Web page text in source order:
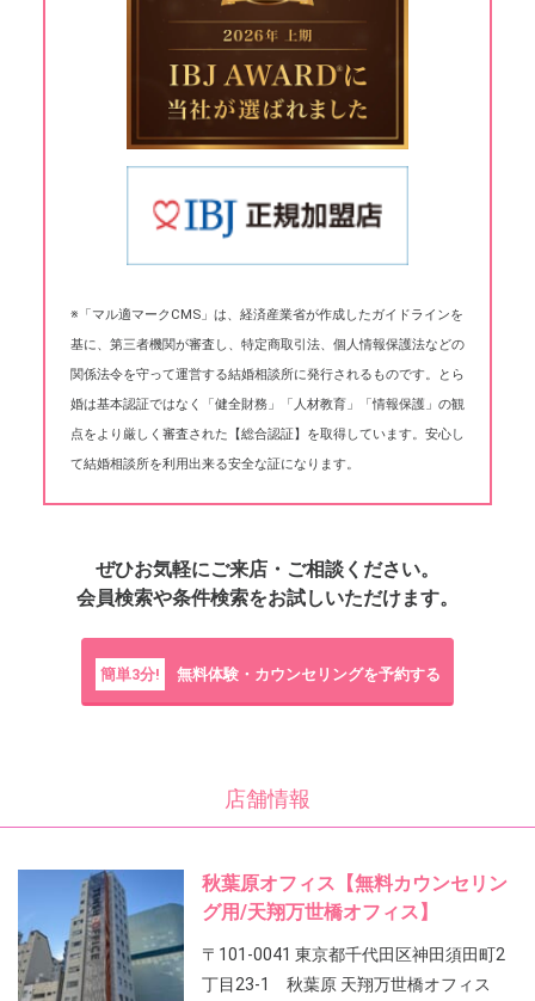
※「マル適マークCMS」は、経済産業省が作成したガイドラインを
基に、第三者機関が審査し、特定商取引法、個人情報保護法などの
関係法令を守って運営する結婚相談所に発行されるものです。とら
婚は基本認証ではなく「健全財務」「人材教育」「情報保護」の観
点をより厳しく審査された【総合認証】を取得しています。安心し
て結婚相談所を利用出来る安全な証になります。
ぜひお気軽にご来店・ご相談ください。
会員検索や条件検索をお試しいただけます。
簡単3分! 無料体験・カウンセリングを予約する
店舗情報
秋葉原オフィス【無料カウンセリン
グ用/天翔万世橋オフィス】
〒101-0041 東京都千代田区神田須田町2
丁目23-1 秋葉原 天翔万世橋オフィス